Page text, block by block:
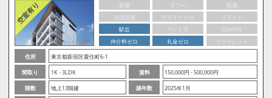
新築 タワー
低層
分譲賃貸
デザイナーズ
ブランド
駅近
ペット可
SOHO可
仲介料ゼロ
礼金ゼロ
フリーレント
住所
東京都新宿区愛住町6-1
間取り
1K - 3LDK 賃料
150,000円 - 500,000円
階数
地上13階建 築年数
2025年1月